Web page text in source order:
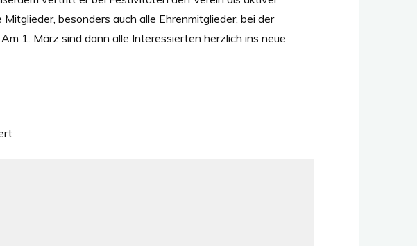
besonders auch alle Ehrenmitglieder, bei der
1. März sind dann alle Interessierten herzlich ins neue